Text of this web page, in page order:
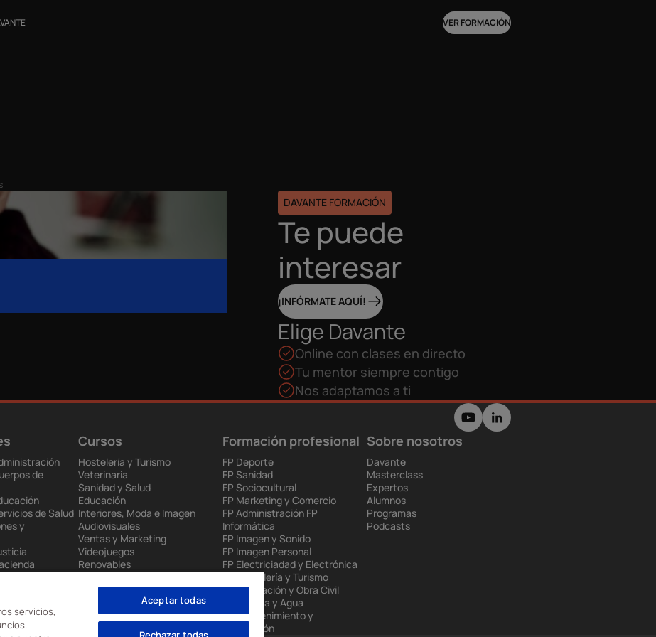
VER FORMACIÓN
DAVANTE FORMACIÓN
Te puede
interesar
¡INFÓRMATE AQUÍ!
Elige Davante
Online con clases en directo
Tu mentor siempre contigo
Nos adaptamos a ti
de
de Salud
y
Cursos
Hostelería y Turismo
Veterinaria
Sanidad y Salud
Educación
Interiores, Moda e Imagen
Audiovisuales
Ventas y Marketing
Videojuegos
Renovables
Administración
Formación profesional
FP Deporte
FP Sanidad
FP Sociocultural
FP Marketing y Comercio
FP Administración FP
Informática
FP Imagen y Sonido
FP Imagen Personal
FP Electriciadad y Electrónica
FP Hostelería y Turismo
FP Edificación y Obra Civil
FP Energía y Agua
FP Mantenimiento y
Producción
Sobre nosotros
Davante
Masterclass
Expertos
Alumnos
Programas
Podcasts
servicios,
Aceptar todas